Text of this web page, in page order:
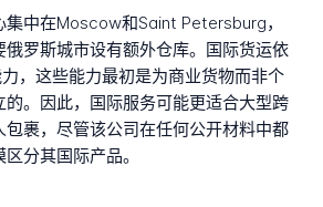
中在Moscow和Saint Petersburg，
俄罗斯城市设有额外仓库。国际货运依
，这些能力最初是为商业货物而非个
的。因此，国际服务可能更适合大型跨
裹，尽管该公司在任何公开材料中都
分其国际产品。